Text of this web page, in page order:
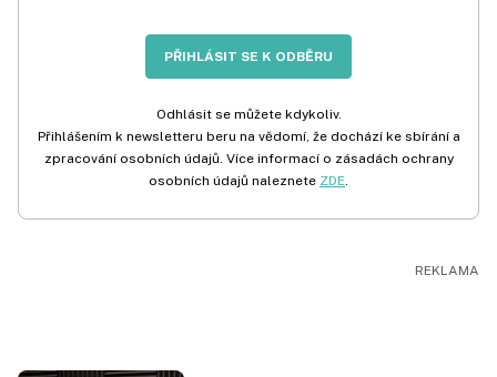
PŘIHLÁSIT SE K ODBĚRU
Odhlásit se můžete kdykoliv.
Přihlášením k newsletteru beru na vědomí, že dochází ke sbírání a
zpracování osobních údajů. Více informací o zásadách ochrany
osobních údajů naleznete ZDE.